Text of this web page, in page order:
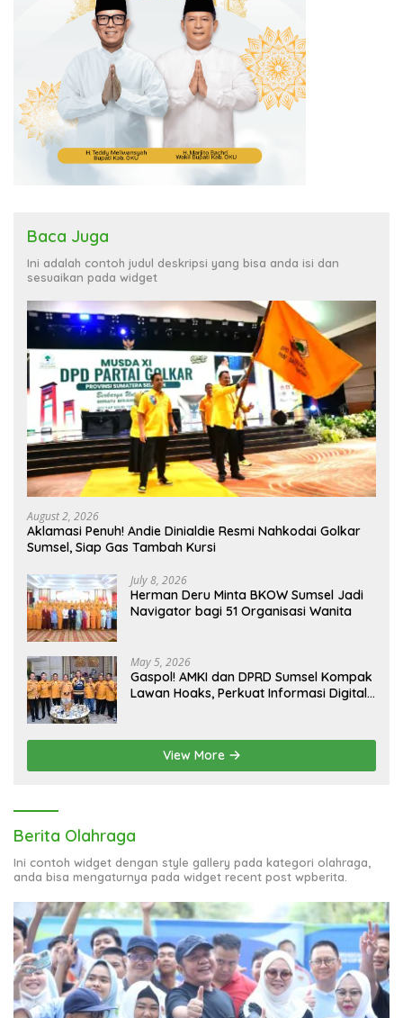
Baca Juga
Ini adalah contoh judul deskripsi yang bisa anda isi dan
sesuaikan pada widget
August 2, 2026
Aklamasi Penuh! Andie Dinialdie Resmi Nahkodai Golkar
Sumsel, Siap Gas Tambah Kursi
July 8, 2026
Herman Deru Minta BKOW Sumsel Jadi
Navigator bagi 51 Organisasi Wanita
May 5, 2026
Gaspol! AMKI dan DPRD Sumsel Kompak
Lawan Hoaks, Perkuat Informasi Digital
View More
Berita Olahraga
Ini contoh widget dengan style gallery pada kategori olahraga,
anda bisa mengaturnya pada widget recent post wpberita.